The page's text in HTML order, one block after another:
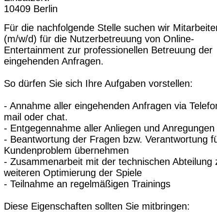
10409 Berlin
Für die nachfolgende Stelle suchen wir
(m/w/d) für die Nutzerbetreuung von Online-
Entertainment zur professionellen Betreuung der
eingehenden Anfragen.
So dürfen Sie sich Ihre Aufgaben vorstellen:
- Annahme aller eingehenden Anfragen via
mail oder chat.
- Entgegennahme aller Anliegen und Anregungen
- Beantwortung der Fragen bzw. Verantwortung
Kundenproblem übernehmen
- Zusammenarbeit mit der technischen Abteilung
weiteren Optimierung der Spiele
- Teilnahme an regelmäßigen Trainings
Diese Eigenschaften sollten Sie mitbringen: